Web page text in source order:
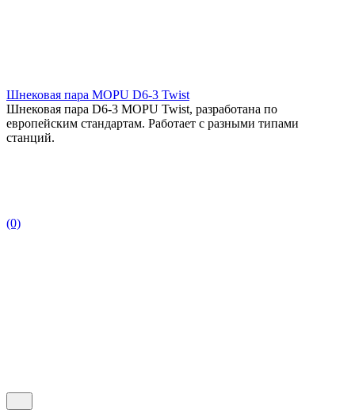
Шнековая пара MOPU D6-3 Twist
Шнековая пара D6-3 MOPU Twist, разработана по
европейским стандартам. Работает с разными типами
станций.
(0)